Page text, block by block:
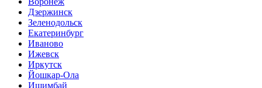
Дзержинск
Зеленодольск
Екатеринбург
Иваново
Ижевск
Иркутск
Йошкар-Ола
Ишимбай